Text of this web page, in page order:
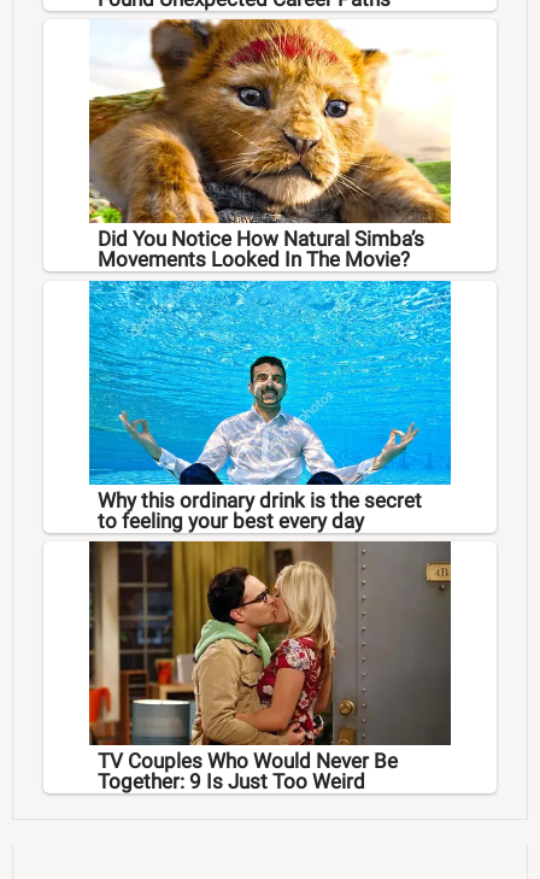
Did You Notice How Natural Simba’s
Movements Looked In The Movie?
Why this ordinary drink is the secret
to feeling your best every day
TV Couples Who Would Never Be
Together: 9 Is Just Too Weird